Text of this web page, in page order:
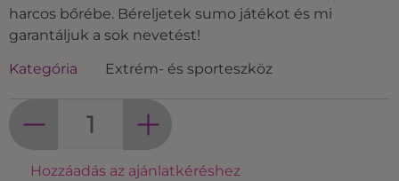
harcos bőrébe. Béreljetek sumo játékot és mi
garantáljuk a sok nevetést!
Kategória Extrém- és sporteszköz
Hozzáadás az ajánlatkéréshez